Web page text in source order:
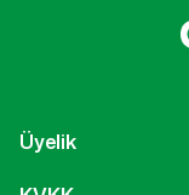
Üyelik